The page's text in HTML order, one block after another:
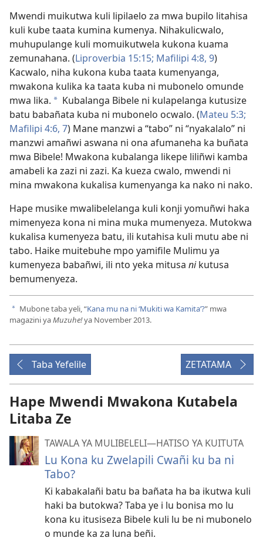
Mwendi muikutwa kuli lipilaelo za mwa bupilo litahisa
kuli kube taata kumina kumenya. Nihakulicwalo,
muhupulange kuli momuikutwela kukona kuama
zemunahana. (Liproverbia 15:15; Mafilipi 4:8, 9)
Kacwalo, niha kukona kuba taata kumenyanga,
mwakona kulika ka taata kuba ni mubonelo omunde
mwa lika. a Kubalanga Bibele ni kulapelanga kutusize
batu babañata kuba ni mubonelo ocwalo. (Mateu 5:3;
Mafilipi 4:6, 7) Mane manzwi a “tabo” ni “nyakalalo” ni
manzwi amañwi aswana ni ona afumaneha ka buñata
mwa Bibele! Mwakona kubalanga likepe liliñwi kamba
amabeli ka zazi ni zazi. Ka kueza cwalo, mwendi ni
mina mwakona kukalisa kumenyanga ka nako ni nako.
Hape musike mwalibelelanga kuli konji yomuñwi haka
mimenyeza kona ni mina muka mumenyeza. Mutokwa
kukalisa kumenyeza batu, ili kutahisa kuli mutu abe ni
tabo. Haike muitebuhe mpo yamifile Mulimu ya
kumenyeza babañwi, ili nto yeka mitusa nikutusa
bemumenyeza.
a Mubone taba yeli, “Kana mu na ni ‘Mukiti wa Kamita’?” mwa
magazini yaMuzuhe!ya November 2013.
Taba Yefelile ZETATAMA
Hape Mwendi Mwakona Kutabela
Litaba Ze
TAWALA YA MULIBELELI—HATISO YA KUITUTA
Lu Kona ku Zwelapili Cwañi ku ba ni
Tabo?
Ki kabakalañi batu ba bañata ha ba ikutwa kuli
haki ba butokwa? Taba ye i lu bonisa mo lu
kona ku itusiseza Bibele kuli lu be ni mubonelo
o munde ka za luna beñi.